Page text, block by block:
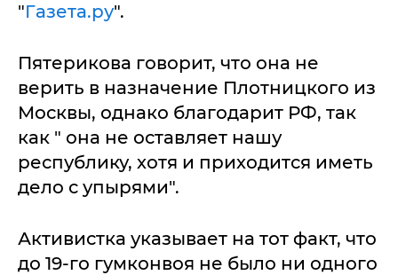
"Газета.ру".
Пятерикова говорит, что она не
верить в назначение Плотницкого из
Москвы, однако благодарит РФ, так
как " она не оставляет нашу
республику, хотя и приходится иметь
дело с упырями".
Активистка указывает на тот факт, что
до 19-го гумконвоя не было ни одного